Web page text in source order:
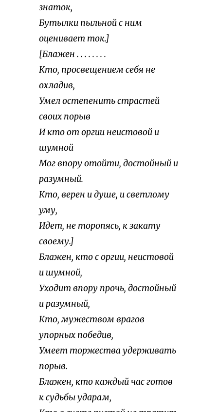
знаток,
Бутылки пыльной с ним
оценивает ток.]
[Блажен . . . . . . . .
Кто, просвещением себя не
охладив,
Умел остепенить страстей
своих порыв
И кто от оргии неистовой и
шумной
Мог впору отойти, достойный и
разумный.
Кто, верен и душе, и светлому
уму,
Идет, не торопясь, к закату
своему.]
Блажен, кто с оргии, неистовой
и шумной,
Уходит впору прочь, достойный
и разумный,
Кто, мужеством врагов
упорных победив,
Умеет торжества удерживать
порыв.
Блажен, кто каждый час готов
к судьбы ударам,